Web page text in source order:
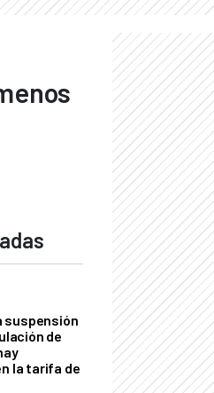
suspensión
de
la tarifa de